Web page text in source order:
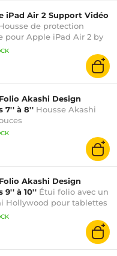
iPad Air 2 Support Vidéo
de protection
pour Apple iPad Air 2 by
Akashi Design
7'' à 8'' Housse Akashi
Akashi Design
9'' à 10'' Étui folio avec un
Hollywood pour tablettes